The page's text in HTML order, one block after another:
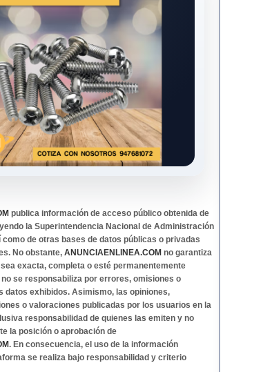
publica información de acceso público obtenida de
la Superintendencia Nacional de Administración
como de otras bases de datos públicas o privadas
No obstante, ANUNCIAENLINEA.COM no garantiza
exacta, completa o esté permanentemente
se responsabiliza por errores, omisiones o
datos exhibidos. Asimismo, las opiniones,
o valoraciones publicadas por los usuarios en la
responsabilidad de quienes las emiten y no
la posición o aprobación de
. En consecuencia, el uso de la información
se realiza bajo responsabilidad y criterio